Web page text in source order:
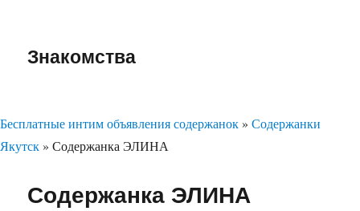
Знакомства
Бесплатные интим объявления содержанок» Содержанки
Якутск» Содержанка ЭЛИНА
Содержанка ЭЛИНА